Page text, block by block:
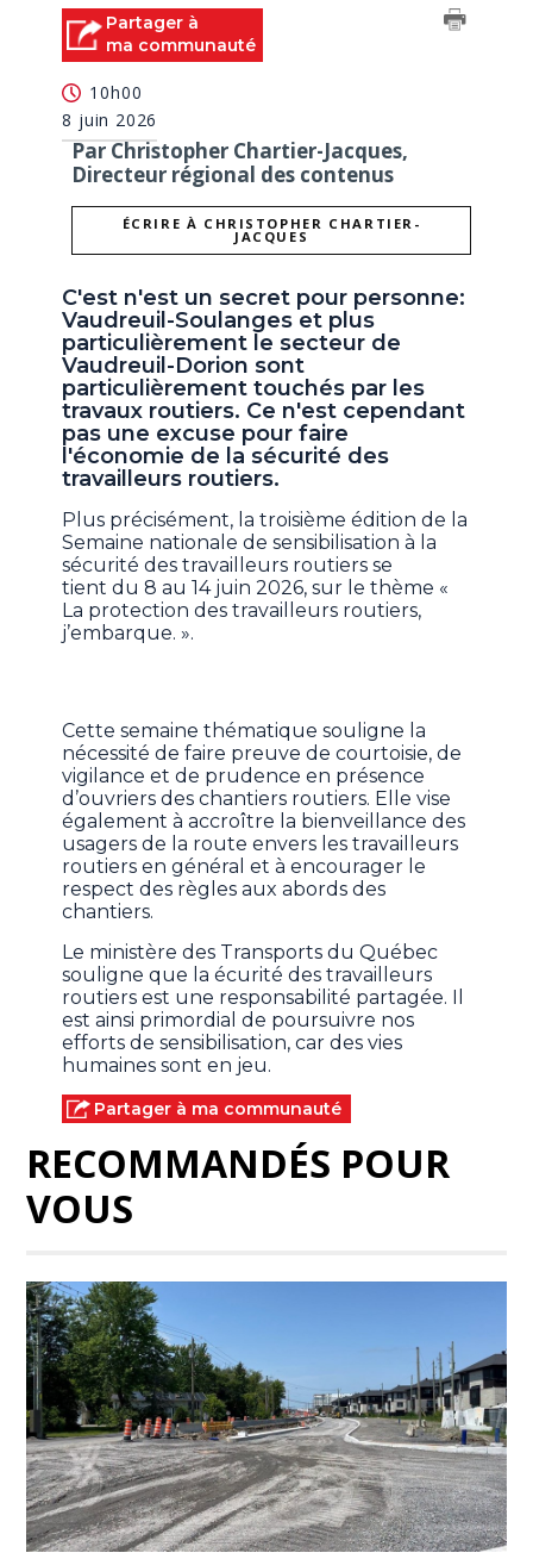
Partager à
ma communauté
10h00
8 juin 2026
Par Christopher Chartier-Jacques,
Directeur régional des contenus
ÉCRIRE À CHRISTOPHER CHARTIER-
JACQUES
C'est n'est un secret pour personne:
Vaudreuil-Soulanges et plus
particulièrement le secteur de
Vaudreuil-Dorion sont
particulièrement touchés par les
travaux routiers. Ce n'est cependant
pas une excuse pour faire
l'économie de la sécurité des
travailleurs routiers.
Plus précisément, la troisième édition de la
Semaine nationale de sensibilisation à la
sécurité des travailleurs routiers se
tient du 8 au 14 juin 2026, sur le thème «
La protection des travailleurs routiers,
j’embarque. ».
Cette semaine thématique souligne la
nécessité de faire preuve de courtoisie, de
vigilance et de prudence en présence
d’ouvriers des chantiers routiers. Elle vise
également à accroître la bienveillance des
usagers de la route envers les travailleurs
routiers en général et à encourager le
respect des règles aux abords des
chantiers.
Le ministère des Transports du Québec
souligne que la écurité des travailleurs
routiers est une responsabilité partagée. Il
est ainsi primordial de poursuivre nos
efforts de sensibilisation, car des vies
humaines sont en jeu.
Partager à ma communauté
RECOMMANDÉS POUR
VOUS